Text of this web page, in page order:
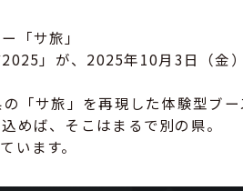
「サ旅」
」が、2025年10月3日（金
「サ旅」を再現した体験型ブー
めば、そこはまるで別の県。
います。